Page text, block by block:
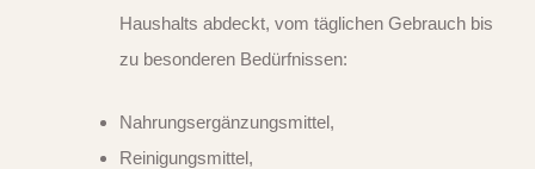
Haushalts abdeckt, vom täglichen Gebrauch bis
zu besonderen Bedürfnissen:
Nahrungsergänzungsmittel,
Reinigungsmittel,